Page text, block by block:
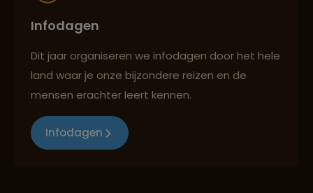
Infodagen
Dit jaar organiseren we infodagen door het hele
land waar je onze bijzondere reizen en de
mensen erachter leert kennen.
Infodagen